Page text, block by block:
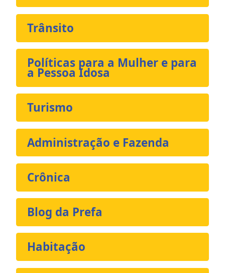
Trânsito
Políticas para a Mulher e para
a Pessoa Idosa
Turismo
Administração e Fazenda
Crônica
Blog da Prefa
Habitação